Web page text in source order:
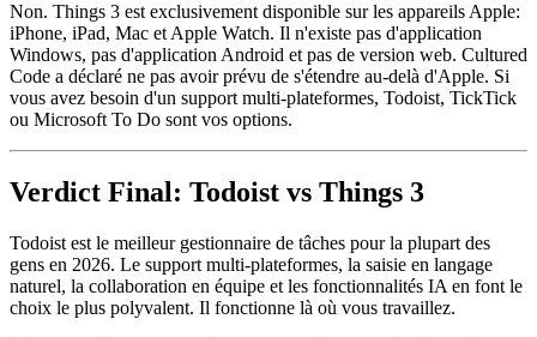
Non. Things 3 est exclusivement disponible sur les appareils Apple:
iPhone, iPad, Mac et Apple Watch. Il n'existe pas d'application
Windows, pas d'application Android et pas de version web. Cultured
Code a déclaré ne pas avoir prévu de s'étendre au-delà d'Apple. Si
vous avez besoin d'un support multi-plateformes, Todoist, TickTick
ou Microsoft To Do sont vos options.
Verdict Final: Todoist vs Things 3
Todoist est le meilleur gestionnaire de tâches pour la plupart des
gens en 2026. Le support multi-plateformes, la saisie en langage
naturel, la collaboration en équipe et les fonctionnalités IA en font le
choix le plus polyvalent. Il fonctionne là où vous travaillez.